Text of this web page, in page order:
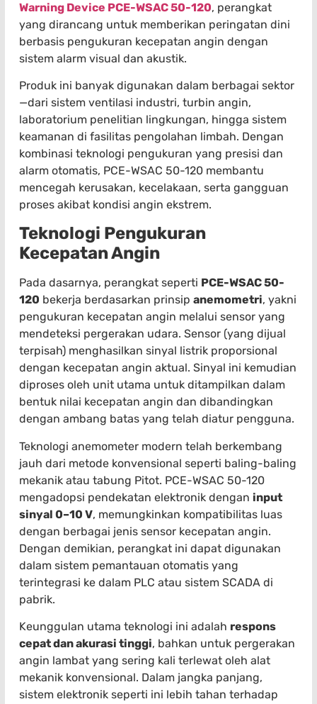
Warning Device PCE-WSAC 50-120, perangkat
yang dirancang untuk memberikan peringatan dini
berbasis pengukuran kecepatan angin dengan
sistem alarm visual dan akustik.
Produk ini banyak digunakan dalam berbagai sektor
—dari sistem ventilasi industri, turbin angin,
laboratorium penelitian lingkungan, hingga sistem
keamanan di fasilitas pengolahan limbah. Dengan
kombinasi teknologi pengukuran yang presisi dan
alarm otomatis, PCE-WSAC 50-120 membantu
mencegah kerusakan, kecelakaan, serta gangguan
proses akibat kondisi angin ekstrem.
Teknologi Pengukuran
Kecepatan Angin
Pada dasarnya, perangkat seperti PCE-WSAC 50-
120 bekerja berdasarkan prinsip anemometri, yakni
pengukuran kecepatan angin melalui sensor yang
mendeteksi pergerakan udara. Sensor (yang dijual
terpisah) menghasilkan sinyal listrik proporsional
dengan kecepatan angin aktual. Sinyal ini kemudian
diproses oleh unit utama untuk ditampilkan dalam
bentuk nilai kecepatan angin dan dibandingkan
dengan ambang batas yang telah diatur pengguna.
Teknologi anemometer modern telah berkembang
jauh dari metode konvensional seperti baling-baling
mekanik atau tabung Pitot. PCE-WSAC 50-120
mengadopsi pendekatan elektronik dengan input
sinyal 0–10 V, memungkinkan kompatibilitas luas
dengan berbagai jenis sensor kecepatan angin.
Dengan demikian, perangkat ini dapat digunakan
dalam sistem pemantauan otomatis yang
terintegrasi ke dalam PLC atau sistem SCADA di
pabrik.
Keunggulan utama teknologi ini adalah respons
cepat dan akurasi tinggi, bahkan untuk pergerakan
angin lambat yang sering kali terlewat oleh alat
mekanik konvensional. Dalam jangka panjang,
sistem elektronik seperti ini lebih tahan terhadap